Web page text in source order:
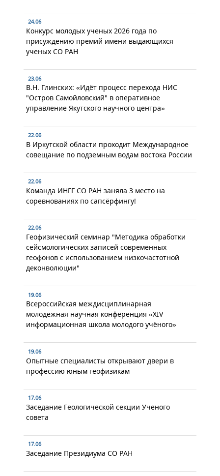
24.06
Конкурс молодых ученых 2026 года по
присуждению премий имени выдающихся
ученых СО РАН
23.06
В.Н. Глинских: «Идёт процесс перехода НИС
"Остров Самойловский" в оперативное
управление Якутского научного центра»
22.06
В Иркутской области проходит Международное
совещание по подземным водам востока России
22.06
Команда ИНГГ СО РАН заняла 3 место на
соревнованиях по сапсёрфингу!
22.06
Геофизический семинар "Методика обработки
сейсмологических записей современных
геофонов с использованием низкочастотной
деконволюции"
19.06
Всероссийская междисциплинарная
молодёжная научная конференция «XIV
информационная школа молодого учёного»
19.06
Опытные специалисты открывают двери в
профессию юным геофизикам
17.06
Заседание Геологической секции Ученого
совета
17.06
Заседание Президиума СО РАН